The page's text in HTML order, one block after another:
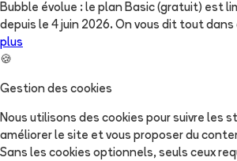
Bubble évolue : le plan Basic (gratuit) est
depuis le 4 juin 2026. On vous dit tout
plus
🍪
Gestion des cookies
Nous utilisons des cookies pour suivre les
améliorer le site et vous proposer du
Sans les cookies optionnels, seuls ceux